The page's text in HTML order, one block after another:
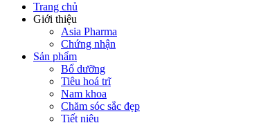
Trang chủ
Giới thiệu
Asia Pharma
Chứng nhận
Sản phẩm
Bổ dưỡng
Tiêu hoá trĩ
Nam khoa
Chăm sóc sắc đẹp
Tiết niệu